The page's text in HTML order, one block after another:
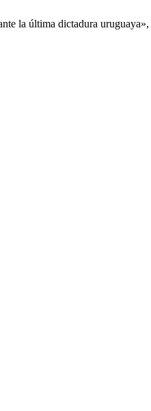
la última dictadura uruguaya»,